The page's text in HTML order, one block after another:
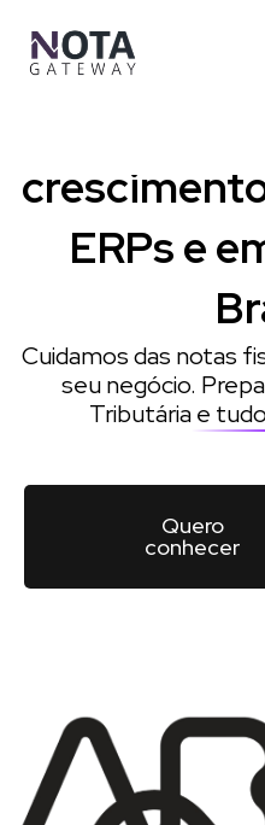
para
ERPs e
Cuidamos das notas
seu negócio.
Tributáriae
Quero
conhecer